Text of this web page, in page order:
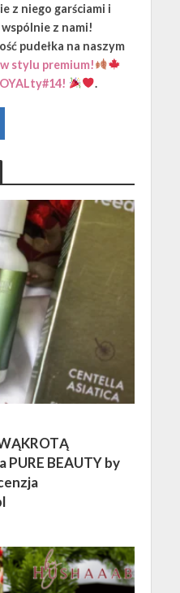
z niego garściami i
z nami!
pudełka na naszym
stylu premium!
.
PURE BEAUTY by